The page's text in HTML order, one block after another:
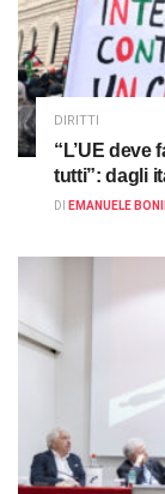
DIRITTI
“L’UE deve
tutti”: dagli
DI EMANUELE